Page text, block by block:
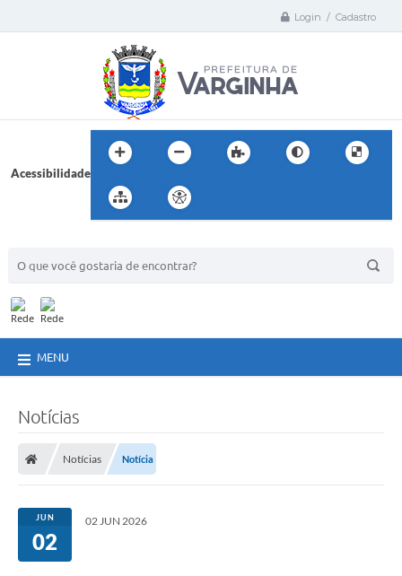
Login / Cadastro
Acessibilidade
MENU
Notícias
Notícias Notícia
JUN
02
02 JUN 2026